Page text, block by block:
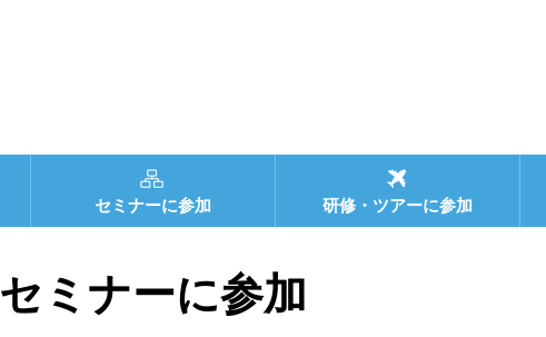
セミナーに参加 研修・ツアーに参加
セミナーに参加